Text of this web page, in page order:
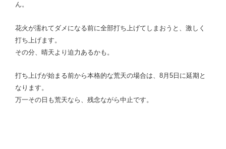
ん。
花火が濡れてダメになる前に全部打ち上げてしまおうと、激しく
打ち上げます。
その分、晴天より迫力あるかも。
打ち上げが始まる前から本格的な荒天の場合は、8月5日に延期と
なります。
万一その日も荒天なら、残念ながら中止です。